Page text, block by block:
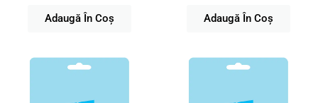
Adaugă În Coș Adaugă În Coș